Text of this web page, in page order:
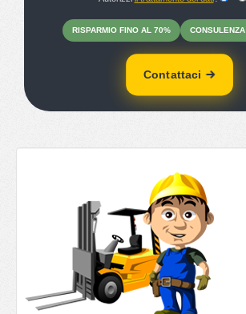
RISPARMIO FINO AL 70% CONSULENZA
Contattaci